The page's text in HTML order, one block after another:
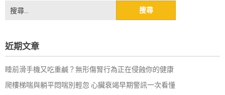
尋
字:
近期文章
睡前滑手機又吃重鹹？無形傷腎行為正在侵蝕你的健康
爬樓梯喘與躺平悶喘別輕忽 心臟衰竭早期警訊一次看懂